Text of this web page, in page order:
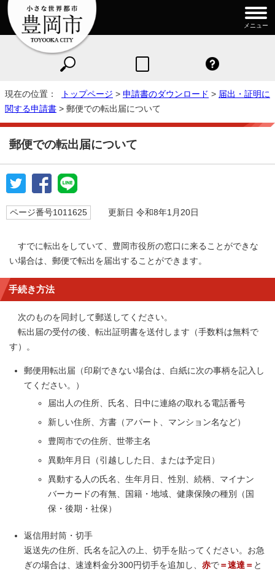
メニュー
現在の位置： トップページ > 申請書のダウンロード > 届出・証明に
関する申請書 > 郵便での転出届について
郵便での転出届について
ページ番号1011625 更新日 令和8年1月20日
すでに転出をしていて、豊岡市役所の窓口に来ることができな
い場合は、郵便で転出を届出することができます。
手続き方法
次のものを同封して郵送してください。
転出届の受付の後、転出証明書を送付します（手数料は無料で
す）。
郵便用転出届（印刷できない場合は、白紙に次の事柄を記入し
てください。）
届出人の住所、氏名、日中に連絡の取れる電話番号
新しい住所、方書（アパート、マンション名など）
豊岡市での住所、世帯主名
異動年月日（引越しした日、または予定日）
異動する人の氏名、生年月日、性別、続柄、マイナン
バーカードの有無、国籍・地域、健康保険の種別（国
保・後期・社保）
返信用封筒・切手
返送先の住所、氏名を記入の上、切手を貼ってください。お急
ぎの場合は、速達料金分300円切手を追加し、 赤で ＝速達＝ と